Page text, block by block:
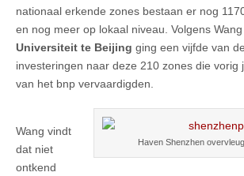
nationaal erkende zones bestaan er nog
en nog meer op lokaal niveau. Volgens
Universiteit te Beijing ging een vijfde van
investeringen naar deze 210 zones die vorig
van het bnp vervaardigden.
Haven Shenzhen
Wang vindt
dat niet
ontkend